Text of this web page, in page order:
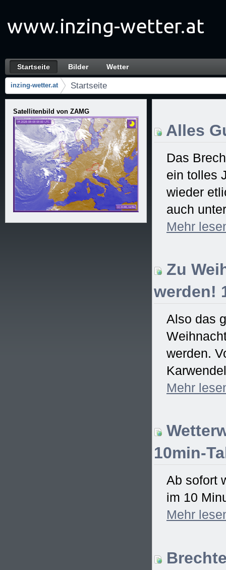
Startseite
Navigation
Startseite Bilder Wetter
Brotkrumen (Wo bin ich?)
inzing-wetter.at Startseite
Satellitenbild von ZAMG
Alles
Das
ein tolles
wieder
auch
Mehr
Zu
werden!
Also das
werden.
Mehr
10min-
Ab sofort
im 10
Mehr